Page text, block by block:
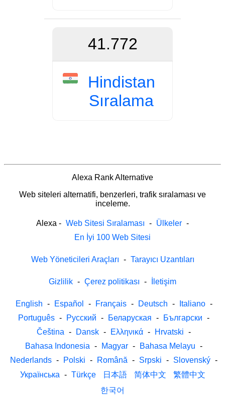
41.772
Hindistan
Sıralama
Alexa Rank Alternative
Web siteleri alternatifi, benzerleri, trafik sıralaması ve
inceleme.
Alexa - Web Sitesi Sıralaması - Ülkeler -
En İyi 100 Web Sitesi
Web Yöneticileri Araçları - Tarayıcı Uzantıları
Gizlilik - Çerez politikası - İletişim
English - Español - Français - Deutsch - Italiano -
Português - Русский - Беларуская - Български -
Čeština - Dansk - Ελληνικά - Hrvatski -
Bahasa Indonesia - Magyar - Bahasa Melayu -
Nederlands - Polski - Română - Srpski - Slovenský -
Українська - Türkçe 日本語 简体中文
繁體中文
한국어